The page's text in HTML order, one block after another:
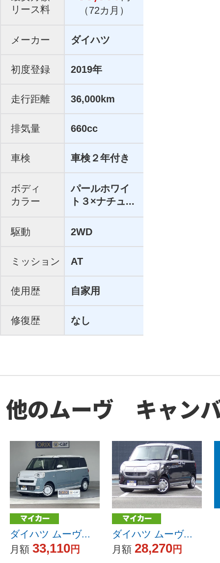
リース料
（72カ月）
メーカー ダイハツ
初度登録 2019年
走行距離 36,000km
排気量 660cc
車検 車検２年付き
ボディ
カラー
パールホワイ
ト３×ナチュ...
駆動 2WD
ミッション AT
使用歴 自家用
修復歴 なし
他のムーヴ キャン
ダイハツ ムーヴ...
月額 33,110円
ダイハツ ムーヴ...
月額 28,270円